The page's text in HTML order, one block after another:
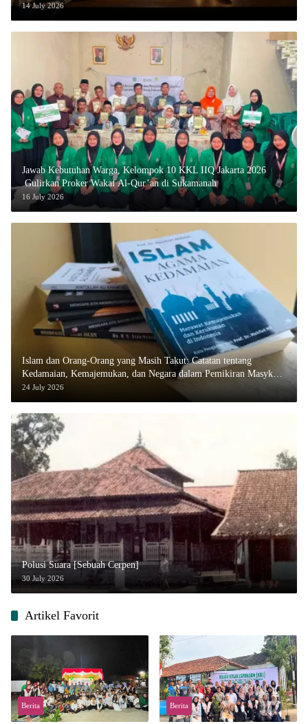
14 July 2026
Jawab Kebutuhan Warga, Kelompok 10 KKL IIQ Jakarta 2026
Gulirkan Proker Wakaf Al-Qur’an di Sukamanah
16 July 2026
Islam dan Orang-Orang yang Masih Takut: Catatan tentang
Kedamaian, Kemajemukan, dan Negara dalam Pemikiran Masykuri
Abdillah
24 July 2026
Polusi Suara [Sebuah Cerpen]
30 July 2026
Artikel Favorit
Berita Berita